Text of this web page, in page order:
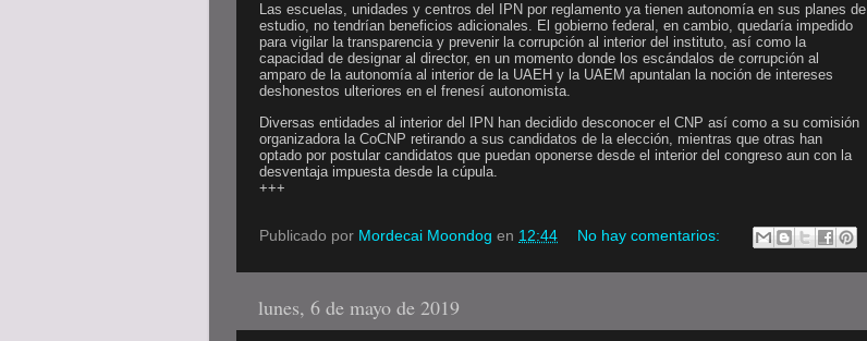
Las escuelas, unidades y centros del IPN por reglamento ya tienen autonomía en sus planes de
estudio, no tendrían beneficios adicionales. El gobierno federal, en cambio, quedaría impedido
para vigilar la transparencia y prevenir la corrupción al interior del instituto, así como la
capacidad de designar al director, en un momento donde los escándalos de corrupción al
amparo de la autonomía al interior de la UAEH y la UAEM apuntalan la noción de intereses
deshonestos ulteriores en el frenesí autonomista.
Diversas entidades al interior del IPN han decidido desconocer el CNP así como a su comisión
organizadora la CoCNP retirando a sus candidatos de la elección, mientras que otras han
optado por postular candidatos que puedan oponerse desde el interior del congreso aun con la
desventaja impuesta desde la cúpula.
+++
Publicado por Mordecai Moondog en 12:44 No hay comentarios:
lunes, 6 de mayo de 2019